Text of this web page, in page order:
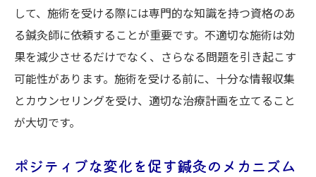
して、施術を受ける際には専門的な知識を持つ資格のあ
る鍼灸師に依頼することが重要です。不適切な施術は効
果を減少させるだけでなく、さらなる問題を引き起こす
可能性があります。施術を受ける前に、十分な情報収集
とカウンセリングを受け、適切な治療計画を立てること
が大切です。
ポジティブな変化を促す鍼灸のメカニズム